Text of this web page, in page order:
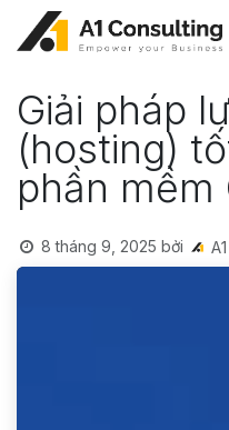
Bỏ qua để đến Nội dung
Giải pháp
(hosting)
phần mềm
8 tháng 9, 2025 bởi